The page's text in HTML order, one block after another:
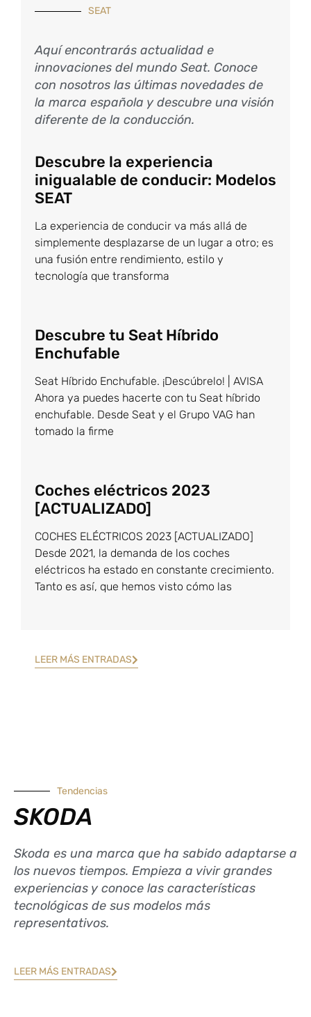
SEAT
Aquí encontrarás actualidad e
innovaciones del mundo Seat. Conoce
con nosotros las últimas novedades de
la marca española y descubre una visión
diferente de la conducción.
Descubre la experiencia
inigualable de conducir: Modelos
SEAT
La experiencia de conducir va más allá de
simplemente desplazarse de un lugar a otro; es
una fusión entre rendimiento, estilo y
tecnología que transforma
Descubre tu Seat Híbrido
Enchufable
Seat Híbrido Enchufable. ¡Descúbrelo! | AVISA
Ahora ya puedes hacerte con tu Seat híbrido
enchufable. Desde Seat y el Grupo VAG han
tomado la firme
Coches eléctricos 2023
[ACTUALIZADO]
COCHES ELÉCTRICOS 2023 [ACTUALIZADO]
Desde 2021, la demanda de los coches
eléctricos ha estado en constante crecimiento.
Tanto es así, que hemos visto cómo las
LEER MÁS ENTRADAS
Tendencias
SKODA
Skoda es una marca que ha sabido adaptarse a
los nuevos tiempos. Empieza a vivir grandes
experiencias y conoce las características
tecnológicas de sus modelos más
representativos.
LEER MÁS ENTRADAS